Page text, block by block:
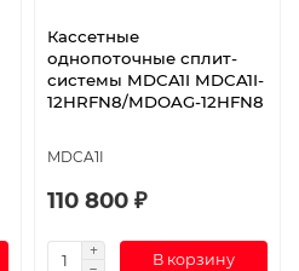
Кассетные
однопоточные сплит-
системы MDCA1I MDCA1I-
12HRFN8/MDOAG-12HFN8
MDCA1I
110 800 ₽
В корзину